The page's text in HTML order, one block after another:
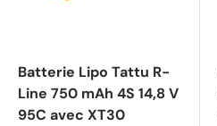
Batterie Lipo Tattu R-
Line 750 mAh 4S 14,8 V
95C avec XT30